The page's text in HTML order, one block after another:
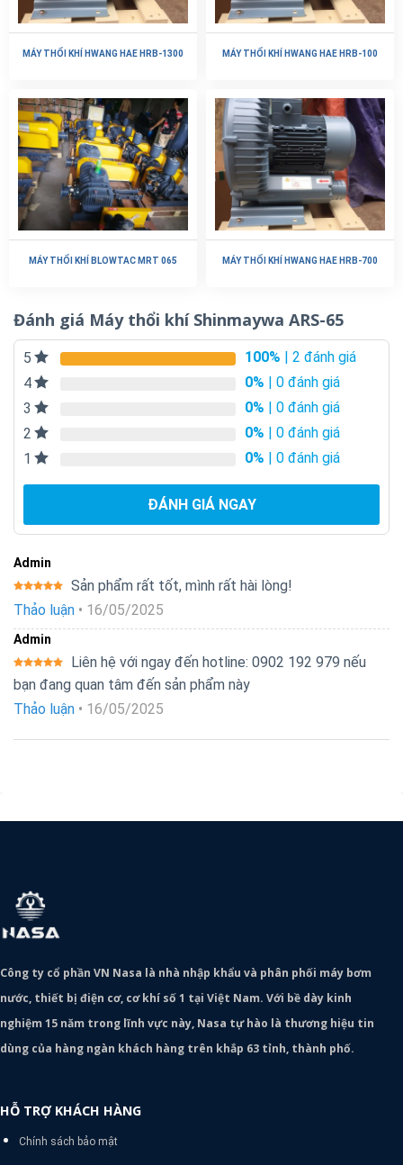
MÁY THỔI KHÍ HWANG HAE HRB-1300 MÁY THỔI KHÍ HWANG HAE HRB-100
MÁY THỔI KHÍ BLOWTAC MRT 065 MÁY THỔI KHÍ HWANG HAE HRB-700
Đánh giá Máy thổi khí Shinmaywa ARS-65
5 100% | 2 đánh giá
4
0% | 0 đánh giá
3
0% | 0 đánh giá
2
0% | 0 đánh giá
1
0% | 0 đánh giá
ĐÁNH GIÁ NGAY
Admin
Được xếp
hạng5
Sản phẩm rất tốt, mình rất hài lòng!
Thảo luận • 16/05/2025
Admin
Được xếp
hạng 5 5
Liên hệ với ngay đến hotline: 0902 192 979 nếu
bạn đang quan tâm đến sản phẩm này
Thảo luận • 16/05/2025
Công ty cổ phần VN Nasa là nhà nhập khẩu và phân phối máy bơm
nước, thiết bị điện cơ, cơ khí số 1 tại Việt Nam. Với bề dày kinh
nghiệm 15 năm trong lĩnh vực này, Nasa tự hào là thương hiệu tin
dùng của hàng ngàn khách hàng trên khắp 63 tỉnh, thành phố.
HỖ TRỢ KHÁCH HÀNG
Chính sách bảo mật